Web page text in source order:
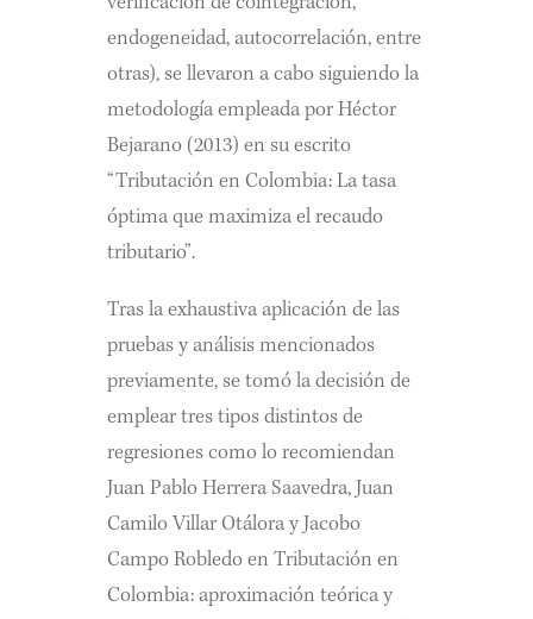
endogeneidad, autocorrelación, entre
otras), se llevaron a cabo siguiendo la
metodología empleada por Héctor
Bejarano (2013) en su escrito
“Tributación en Colombia: La tasa
óptima que maximiza el recaudo
tributario”.
Tras la exhaustiva aplicación de las
pruebas y análisis mencionados
previamente, se tomó la decisión de
emplear tres tipos distintos de
regresiones como lo recomiendan
Juan Pablo Herrera Saavedra, Juan
Camilo Villar Otálora y Jacobo
Campo Robledo en Tributación en
Colombia: aproximación teórica y